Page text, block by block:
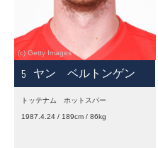
5 ヤン ベルトンゲン
トッテナム ホットスパー
1987.4.24 / 189cm / 86kg